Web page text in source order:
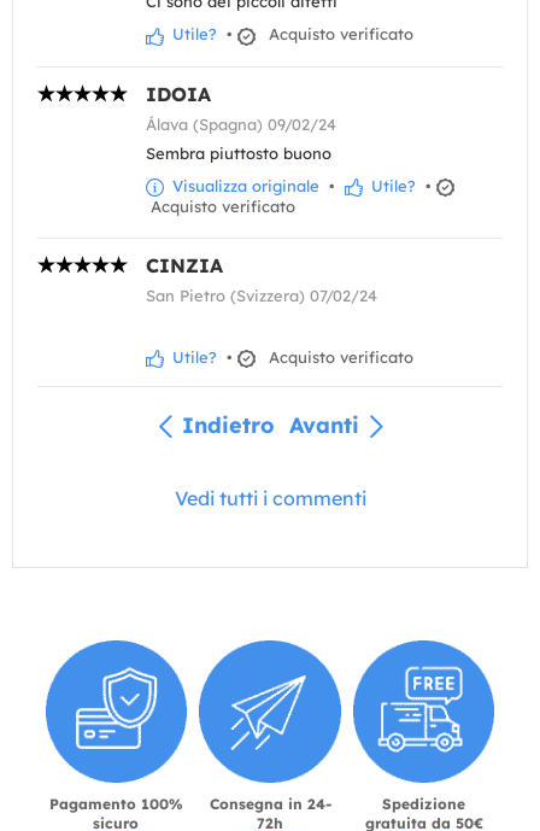
Utile? • Acquisto verificato
IDOIA
Álava (Spagna) 09/02/24
Sembra piuttosto buono
Visualizza originale • Utile? •
Acquisto verificato
CINZIA
San Pietro (Svizzera) 07/02/24
Utile? • Acquisto verificato
Indietro Avanti
Vedi tutti i commenti
Pagamento 100%
sicuro
Consegna in 24-
72h
Spedizione
gratuita da 50€